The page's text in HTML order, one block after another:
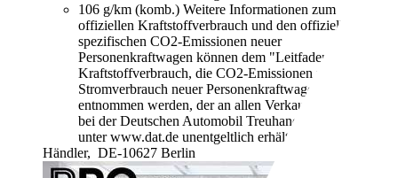
106 g/km (komb.) Weitere Informationen zum
offiziellen Kraftstoffverbrauch und den offiziellen
spezifischen CO2-Emissionen neuer
Personenkraftwagen können dem "Leitfaden über den
Kraftstoffverbrauch, die CO2-Emissionen und den
Stromverbrauch neuer Personenkraftwagen"
entnommen werden, der an allen Verkaufsstellen und
bei der Deutschen Automobil Treuhand GmbH
unter www.dat.de unentgeltlich erhältlich ist.
Händler, DE-10627 Berlin